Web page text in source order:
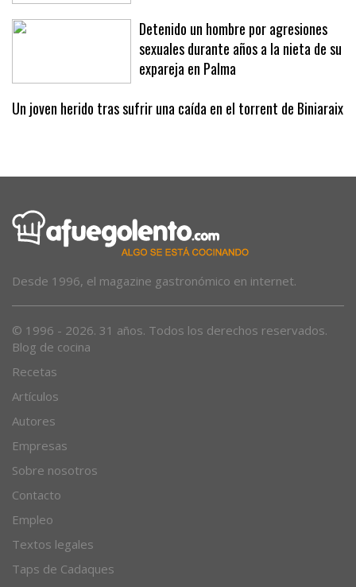
Detenido un hombre por agresiones
sexuales durante años a la nieta de su
expareja en Palma
Un joven herido tras sufrir una caída en el torrent de Biniaraix
Desde 1996, el magazine gastronómico en internet.
© 1996 - 2026. 31 años. Todos los derechos reservados.
Blog de cocina
Recetas
Artículos
Autores
Empresas
Sobre nosotros
Contacto
Empleo
Textos legales
Taps de Cadaques